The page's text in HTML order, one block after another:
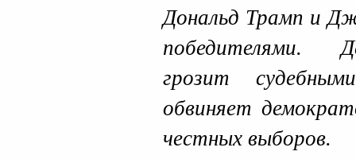
Дональд Трамп и
победителями.
грозит
обвиняет
честных выборов.